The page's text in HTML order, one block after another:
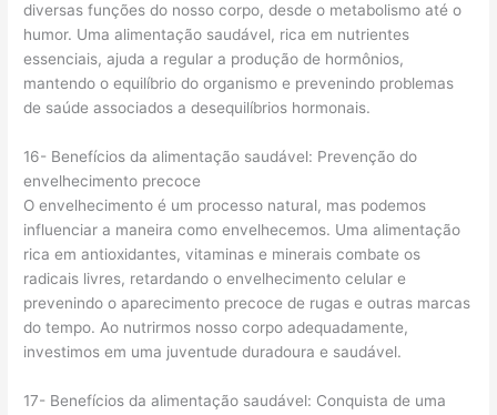
diversas funções do nosso corpo, desde o metabolismo até o
humor. Uma alimentação saudável, rica em nutrientes
essenciais, ajuda a regular a produção de hormônios,
mantendo o equilíbrio do organismo e prevenindo problemas
de saúde associados a desequilíbrios hormonais.
16- Benefícios da alimentação saudável: Prevenção do
envelhecimento precoce
O envelhecimento é um processo natural, mas podemos
influenciar a maneira como envelhecemos. Uma alimentação
rica em antioxidantes, vitaminas e minerais combate os
radicais livres, retardando o envelhecimento celular e
prevenindo o aparecimento precoce de rugas e outras marcas
do tempo. Ao nutrirmos nosso corpo adequadamente,
investimos em uma juventude duradoura e saudável.
17- Benefícios da alimentação saudável: Conquista de uma